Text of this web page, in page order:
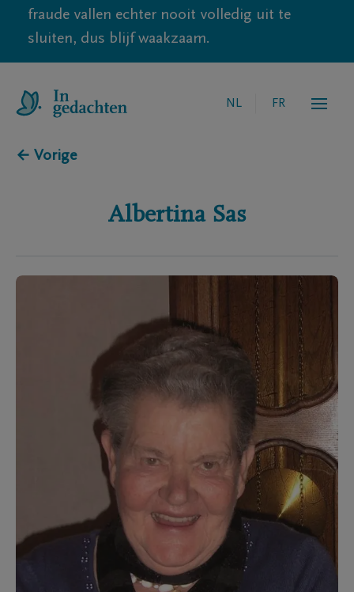
fraude vallen echter nooit volledig uit te
sluiten, dus blijf waakzaam.
NL FR
← Vorige
Albertina Sas